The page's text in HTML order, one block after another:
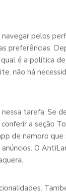
pelos
preferências.
é a política
não há
tarefa. Se
a seção
de namoro
O